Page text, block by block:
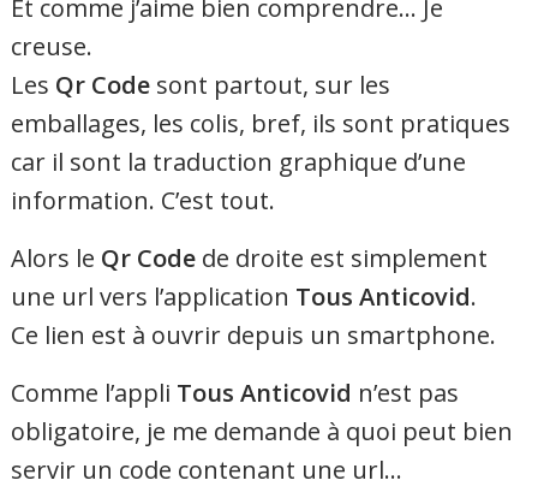
Et comme j’aime bien comprendre… Je
creuse.
Les Qr Code sont partout, sur les
emballages, les colis, bref, ils sont pratiques
car il sont la traduction graphique d’une
information. C’est tout.
Alors le Qr Code de droite est simplement
une url vers l’application Tous Anticovid.
Ce lien est à ouvrir depuis un smartphone.
Comme l’appli Tous Anticovid n’est pas
obligatoire, je me demande à quoi peut bien
servir un code contenant une url…